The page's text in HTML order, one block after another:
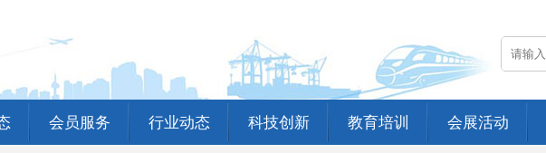
会员服务 行业动态 科技创新 教育培训 会展活动